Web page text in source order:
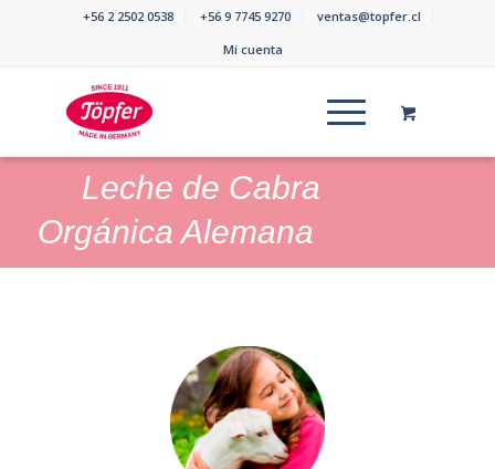
+56 2 2502 0538 +56 9 7745 9270
ventas@topfer.cl
Mi cuenta
Leche de Cabra
Orgánica Alemana